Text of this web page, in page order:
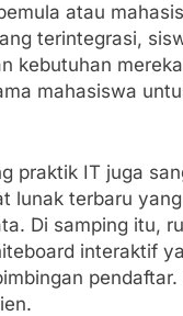
atau
terintegrasi,
kebutuhan
mahasiswa
praktik IT juga
lunak terbaru
Di samping itu,
interaktif